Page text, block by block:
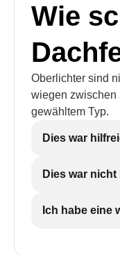
Wie
Oberlichter sind
wiegen zwischen
gewähltem Typ.
Dies war
Dies war
Ich habe eine